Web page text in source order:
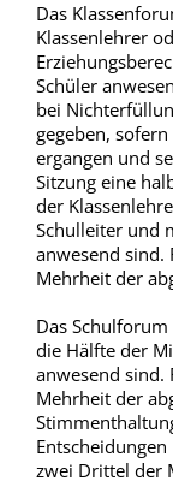
Das
Klassenlehrer
Schüler
bei
gegeben,
ergangen und
Sitzung eine
der
Schulleiter und
anwesend sind.
Mehrheit der
Das
die Hälfte der
anwesend sind.
Mehrheit der
zwei Drittel der